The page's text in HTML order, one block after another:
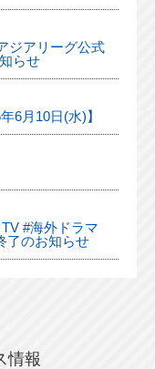
ジアリーグ公式
らせ
6月10日(水)】
#海外ドラマ
了のお知らせ
情報